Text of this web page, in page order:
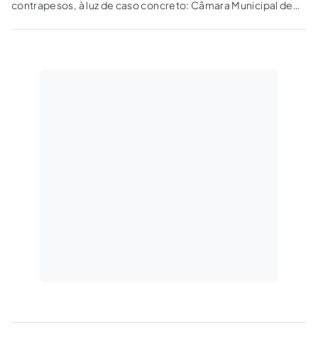
contrapesos, à luz de caso concreto: Câmara Municipal de
atividade essencial.